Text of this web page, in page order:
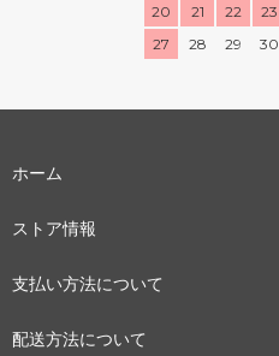
20
21 22 23
27
28 29 30
ホーム
ストア情報
支払い方法について
配送方法について